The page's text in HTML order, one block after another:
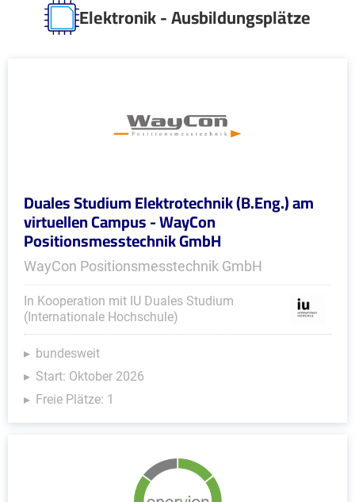
Elektronik - Ausbildungsplätze
Duales Studium Elektrotechnik (B.Eng.) am
virtuellen Campus - WayCon
Positionsmesstechnik GmbH
WayCon Positionsmesstechnik GmbH
In Kooperation mit IU Duales Studium
(Internationale Hochschule)
bundesweit
Start: Oktober 2026
Freie Plätze: 1